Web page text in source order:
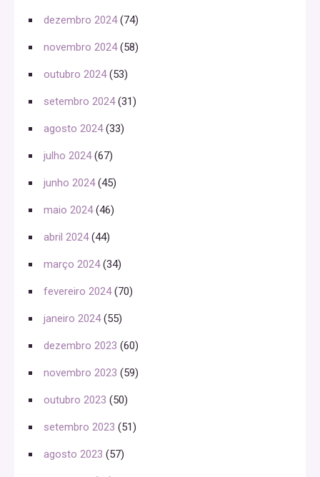
dezembro 2024(74)
novembro 2024(58)
outubro 2024(53)
setembro 2024(31)
agosto 2024(33)
julho 2024(67)
junho 2024(45)
maio 2024(46)
abril 2024(44)
março 2024(34)
fevereiro 2024(70)
janeiro 2024(55)
dezembro 2023 (60)
novembro 2023 (59)
outubro 2023 (50)
setembro 2023 (51)
agosto 2023 (57)